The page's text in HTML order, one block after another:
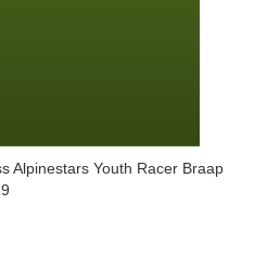
Alpinestars Youth Racer Braap